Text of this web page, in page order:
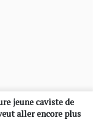
jeune caviste de
aller encore plus